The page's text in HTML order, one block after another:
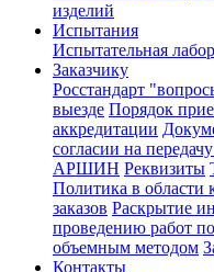
изделий
Испытания
Испытательная
Заказчику
Росстандарт
выезде Порядок
аккредитации
согласии на
АРШИН Реквизиты
Политика в области
заказов Раскрытие
проведению работ
объемным методом
Контакты